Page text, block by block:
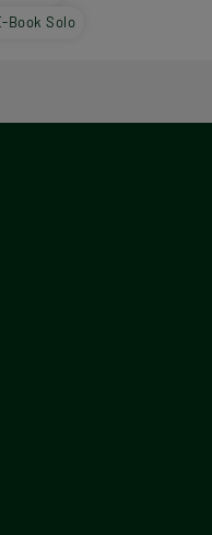
Book Solo